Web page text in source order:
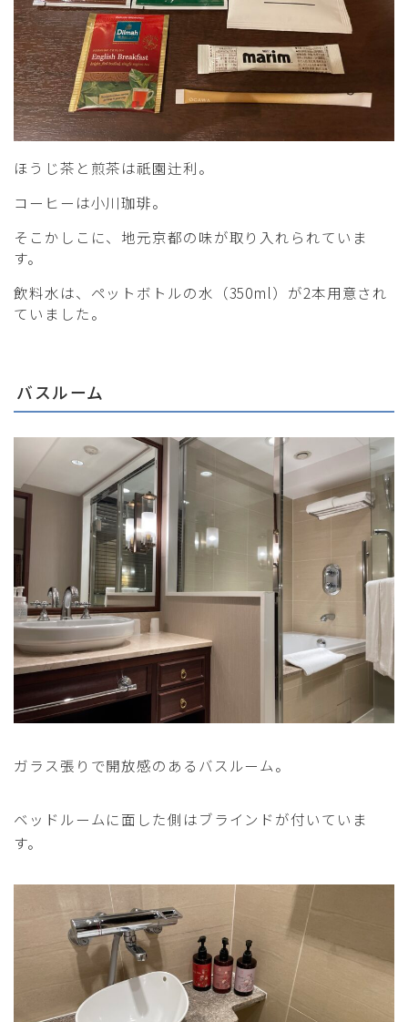
ほうじ茶と煎茶は祇園辻利。
コーヒーは小川珈琲。
そこかしこに、地元京都の味が取り入れられていま
す。
飲料水は、ペットボトルの水（350ml）が2本用意され
ていました。
バスルーム
ガラス張りで開放感のあるバスルーム。
ベッドルームに面した側はブラインドが付いていま
す。